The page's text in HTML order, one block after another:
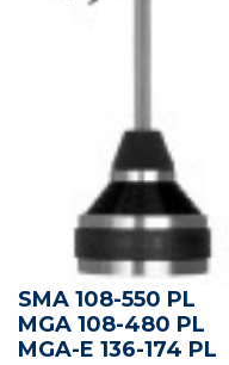
SMA 108-550 PL
MGA 108-480 PL
MGA-E 136-174 PL